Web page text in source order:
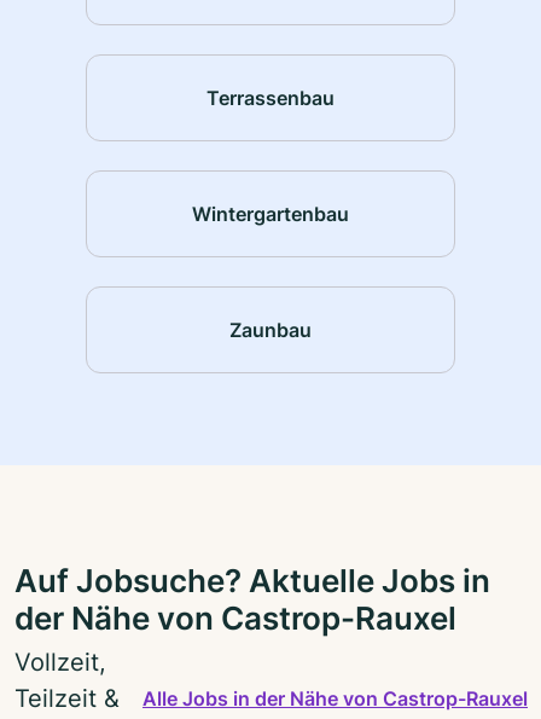
Terrassenbau
Wintergartenbau
Zaunbau
Auf Jobsuche? Aktuelle Jobs in
der Nähe von Castrop-Rauxel
Vollzeit,
Teilzeit &
Alle Jobs in der Nähe von Castrop-Rauxel